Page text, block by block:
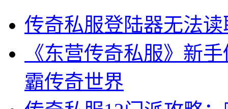
传奇私服登陆器无法
《东营传奇私服》新
霸传奇世界